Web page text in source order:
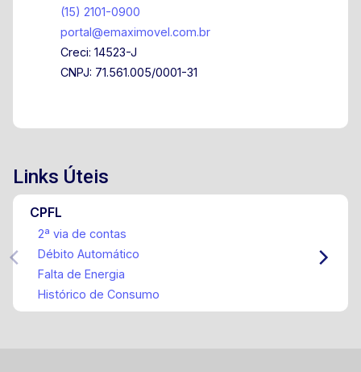
(15) 2101-0900
portal@emaximovel.com.br
Creci: 14523-J
CNPJ: 71.561.005/0001-31
Links Úteis
CPFL
2ª via de contas
Débito Automático
Falta de Energia
Histórico de Consumo